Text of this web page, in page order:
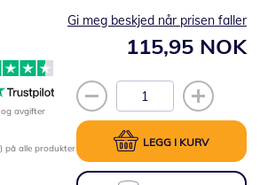
115,95 NOK
Gi meg beskjed når prisen faller
LEGG I KURV
avgifter
på alle produkter